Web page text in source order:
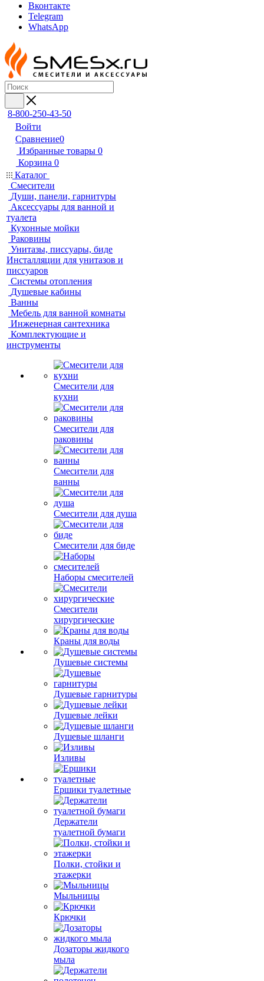
Вконтакте
Telegram
WhatsApp
8-800-250-43-50
Войти
Сравнение0
Избранные товары 0
Корзина 0
Каталог
Смесители
Души, панели, гарнитуры
Аксессуары для ванной и
туалета
Кухонные мойки
Раковины
Унитазы, писсуары, биде
Инсталляции для унитазов и
писсуаров
Системы отопления
Душевые кабины
Ванны
Мебель для ванной комнаты
Инженерная сантехника
Комплектующие и
инструменты
Смесители для
кухни
Смесители для
раковины
Смесители для
ванны
Смесители для душа
Смесители для биде
Наборы смесителей
Смесители
хирургические
Краны для воды
Душевые системы
Душевые гарнитуры
Душевые лейки
Душевые шланги
Изливы
Ершики туалетные
Держатели
туалетной бумаги
Полки, стойки и
этажерки
Мыльницы
Крючки
Дозаторы жидкого
мыла